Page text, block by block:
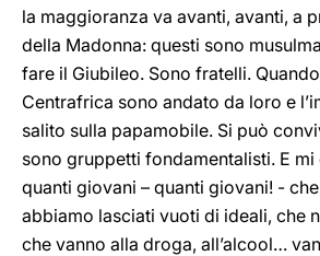
la maggioranza va avanti, avanti, a
della Madonna: questi sono
fare il Giubileo. Sono fratelli.
Centrafrica sono andato da loro e
salito sulla papamobile. Si può
sono gruppetti fondamentalisti. E
quanti giovani – quanti giovani! -
abbiamo lasciati vuoti di ideali, che
che vanno alla droga, all’alcool…